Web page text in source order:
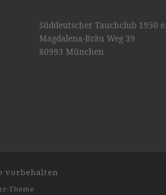
Süddeutscher Tauchclub 1950
Magdalena-Bräu Weg 39
80993 München
vorbehalten
Theme